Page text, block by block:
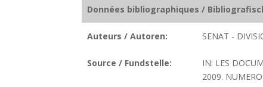
Données bibliographiques /
Auteurs / Autoren: SENAT -
Source / Fundstelle:
IN: LES
2009.